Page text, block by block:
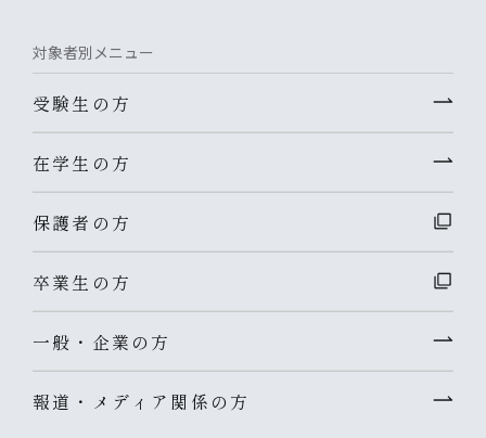
対象者別メニュー
受験生の方
在学生の方
保護者の方
卒業生の方
一般・企業の方
報道・メディア関係の方